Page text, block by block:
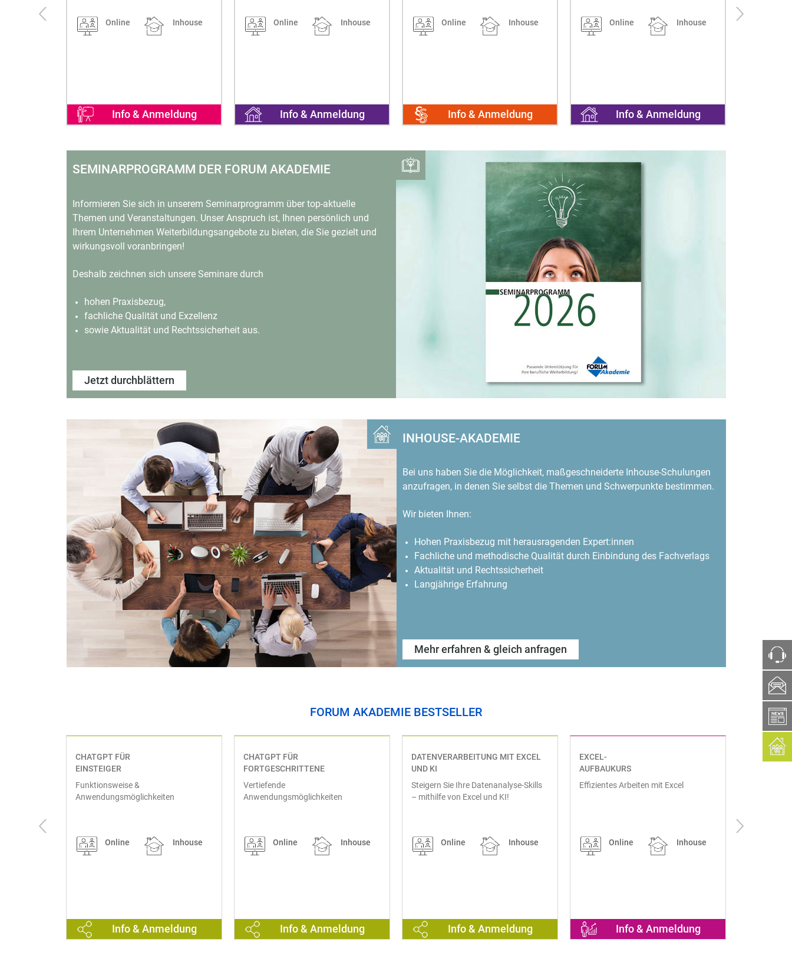
ph
box
Online Inhouse
Info & Anmeldung
Online Inhouse
Info & Anmeldung
Online Inhouse
Info & Anmeldung
Online Inhouse
Info & Anmeldung
SEMINARPROGRAMM DER FORUM AKADEMIE
Informieren Sie sich in unserem Seminarprogramm über top-aktuelle
Themen und Veranstaltungen. Unser Anspruch ist, Ihnen persönlich und
Ihrem Unternehmen Weiterbildungsangebote zu bieten, die Sie gezielt und
wirkungsvoll voranbringen!
Deshalb zeichnen sich unsere Seminare durch
hohen Praxisbezug,
fachliche Qualität und Exzellenz
sowie Aktualität und Rechtssicherheit aus.
Jetzt durchblättern
INHOUSE-AKADEMIE
Bei uns haben Sie die Möglichkeit, maßgeschneiderte Inhouse-Schulungen
anzufragen, in denen Sie selbst die Themen und Schwerpunkte bestimmen.
Wir bieten Ihnen:
Hohen Praxisbezug mit herausragenden Expert:innen
Fachliche und methodische Qualität durch Einbindung des Fachverlags
Aktualität und Rechtssicherheit
Langjährige Erfahrung
Mehr erfahren & gleich anfragen
FORUM AKADEMIE BESTSELLER
CHATGPT FÜR
EINSTEIGER
Funktionsweise &
Anwendungsmöglichkeiten
Online Inhouse
Info & Anmeldung
CHATGPT FÜR
FORTGESCHRITTENE
Vertiefende
Anwendungsmöglichkeiten
Online Inhouse
Info & Anmeldung
DATENVERARBEITUNG MIT EXCEL
UND KI
Steigern Sie Ihre Datenanalyse-Skills
– mithilfe von Excel und KI!
Online Inhouse
Info & Anmeldung
EXCEL-
AUFBAUKURS
Effizientes Arbeiten mit Excel
Online Inhouse
Info & Anmeldung
EXCEL-